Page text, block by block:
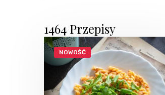
1464 Przepisy
NOWOŚĆ